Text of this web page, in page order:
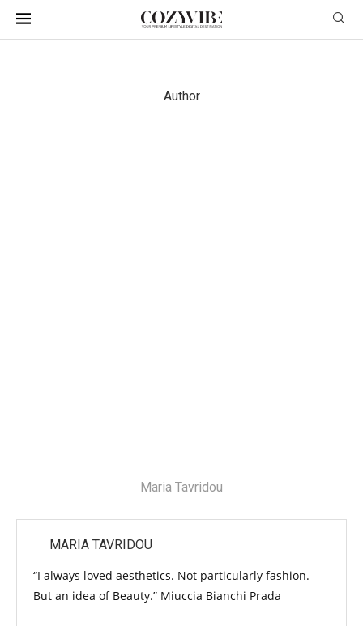
Author
Maria Tavridou
MARIA TAVRIDOU
“I always loved aesthetics. Not particularly fashion.
But an idea of Beauty.” Miuccia Bianchi Prada